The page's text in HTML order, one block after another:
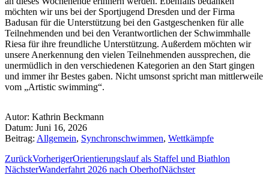
möchten wir uns bei der Sportjugend Dresden und der Firma
Badusan für die Unterstützung bei den Gastgeschenken für alle
Teilnehmenden und bei den Verantwortlichen der Schwimmhalle
Riesa für ihre freundliche Unterstützung. Außerdem möchten wir
unsere Anerkennung den vielen Teilnehmenden aussprechen, die
unermüdlich in den verschiedenen Kategorien an den Start gingen
und immer ihr Bestes gaben. Nicht umsonst spricht man mittlerweile
vom „Artistic swimming“.
Autor: Kathrin Beckmann
Datum: Juni 16, 2026
Beitrag: Allgemein, Synchronschwimmen, Wettkämpfe
ZurückVorherigerOrientierungslauf als Staffel und Biathlon
NächsterWanderfahrt 2026 nach OberhofNächster